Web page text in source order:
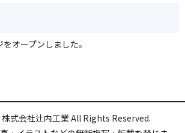
オープンしました。
式会社辻内工業 All Rights Reserved.